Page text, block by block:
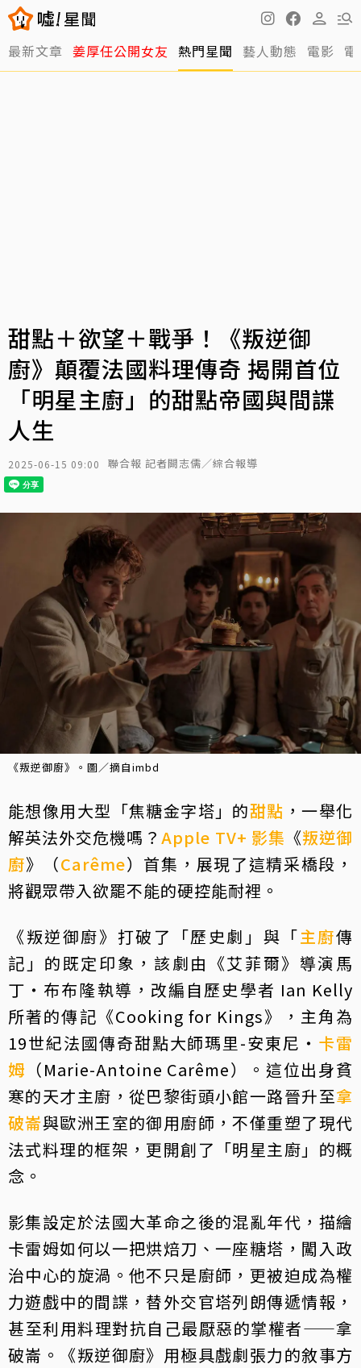
最新文章 姜厚任公開女友 熱門星聞 藝人動態 電影
甜點＋欲望＋戰爭！《叛逆御
廚》顛覆法國料理傳奇 揭開首位
「明星主廚」的甜點帝國與間諜
人生
2025-06-15 09:00 聯合報 記者闕志儒／綜合報導
《叛逆御廚》。圖／摘自imbd
能想像用大型「焦糖金字塔」的甜點 ，一舉化
解英法外交危機嗎？ Apple TV+ 影集 《叛逆御
廚》（Carême）首集，展現了這精采橋段，
將觀眾帶入欲罷不能的硬控能耐裡。
《叛逆御廚》打破了「歷史劇」與「主廚傳
記」的既定印象，該劇由《艾菲爾》導演馬
丁・布布隆執導，改編自歷史學者 Ian Kelly
所著的傳記《Cooking for Kings》，主角為
19世紀法國傳奇甜點大師瑪里-安東尼・ 卡雷
姆 （Marie-Antoine Carême）。這位出身貧
寒的天才主廚，從巴黎街頭小館一路晉升至拿
破崙與歐洲王室的御用廚師，不僅重塑了現代
法式料理的框架，更開創了「明星主廚」的概
念。
影集設定於法國大革命之後的混亂年代，描繪
卡雷姆如何以一把烘焙刀、一座糖塔，闖入政
治中心的旋渦。他不只是廚師，更被迫成為權
力遊戲中的間諜，替外交官塔列朗傳遞情報，
甚至利用料理對抗自己最厭惡的掌權者——拿
破崙。《叛逆御廚》用極具戲劇張力的敘事方